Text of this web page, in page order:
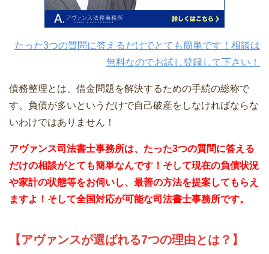
たった3つの質問に答えるだけでとても簡単です！相談は
無料なのでお試し登録して下さい！
債務整理とは、借金問題を解決するための手続の総称で
す。負債が多いというだけで自己破産をしなければならな
いわけではありません！
アヴァンス司法書士事務所は、 たった3つの質問に答える
だけの相談がとても簡単なんです！そして現在の負債状況
や家計の状態等をお伺いし、最善の方法を提案してもらえ
ますよ！そして全国対応が可能な司法書士事務所です。
【アヴァンスが選ばれる7つの理由とは？】